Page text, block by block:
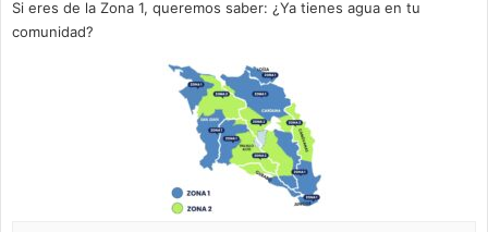
Si eres de la Zona 1, queremos saber: ¿Ya tienes agua en tu
comunidad?